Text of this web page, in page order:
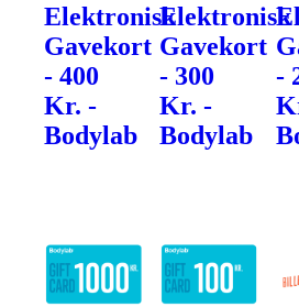
Elektronisk
Gavekort
- 400
Kr. -
Bodylab
Elektronisk
Gavekort
- 300
Kr. -
Bodylab
-